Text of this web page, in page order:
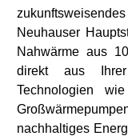
Neuhauser
Nahwärme aus
direkt aus Ihrer
Technologien
nachhaltiges